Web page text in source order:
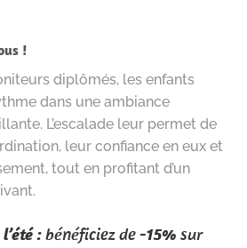
!
diplômés, les enfants
dans une ambiance
L’escalade leur permet de
leur confiance en eux et
tout en profitant d’un
:bénéficiez de-15% sur